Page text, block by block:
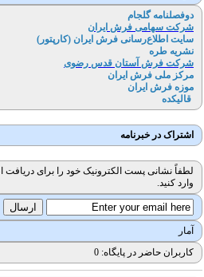
دوفصلنامه گلجام
شرکت سهامی فرش ایران
سایت اطلاع‌رسانی فرش ایران (کارپتور)
نشریه طره
شرکت فرش آستان قدس رضوی
مرکز ملی فرش ایران
موزه فرش ایران
قالیکده
اشتراک در خبرنامه
لطفاً نشانی پست الکترونیک خود را برای دریافت
وارد کنید.
آمار
کاربران حاضر در پایگاه: 0